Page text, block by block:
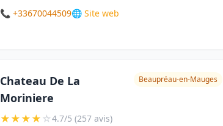
📞 +33670044509🌐 Site web
Chateau De La
Moriniere
Beaupréau-en-Mauges
★★★★☆4.7/5 (257 avis)